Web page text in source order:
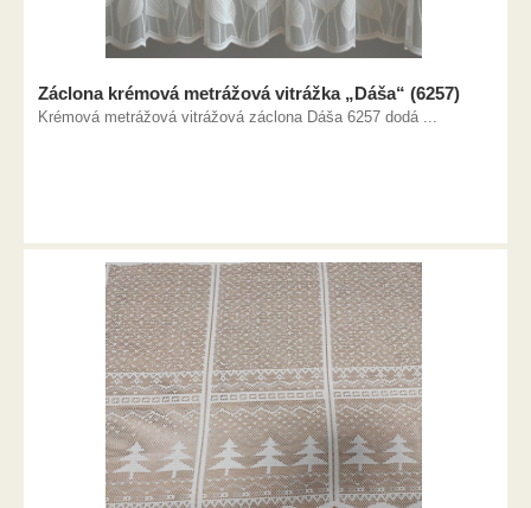
Záclona krémová metrážová vitrážka „Dáša“ (6257)
Krémová metrážová vitrážová záclona Dáša 6257 dodá ...